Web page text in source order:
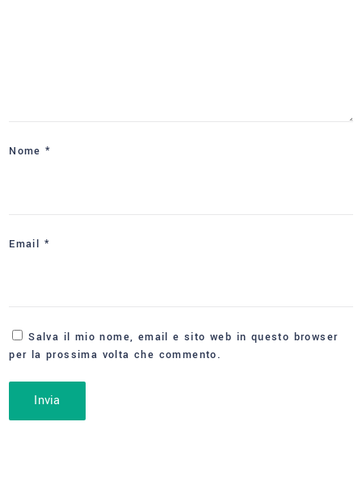
Nome*
Email *
Salva il mio nome, email e sito web in questo browser
per la prossima volta che commento.